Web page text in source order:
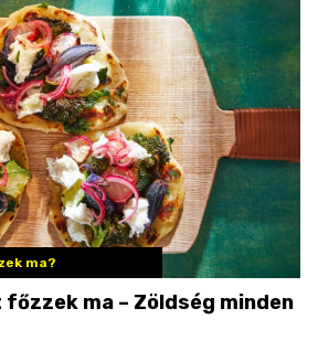
ma?
ma – Zöldség minden